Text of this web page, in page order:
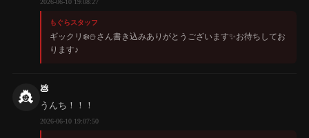
2026-06-10 19:08:27
もぐらスタッフ
ギックリ❄️⛄️さん書き込みありがとうございます✨️お待ちしてお
ります♪
👸
💩
うんち！！！
2026-06-10 19:07:50